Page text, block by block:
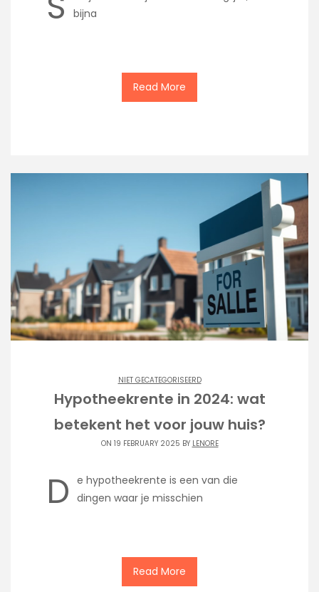
bijna
Read More
NIET GECATEGORISEERD
Hypotheekrente in 2024: wat
betekent het voor jouw huis?
ON 19 FEBRUARY 2025 BY LENORE
D e hypotheekrente is een van die
dingen waar je misschien
Read More